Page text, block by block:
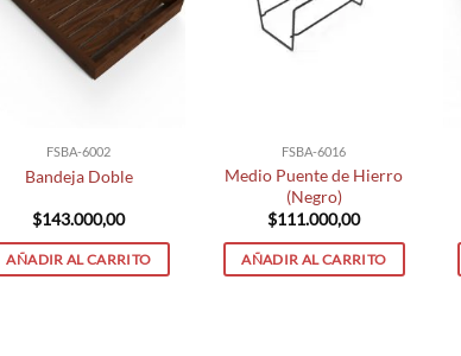
FSBA-6002
Bandeja Doble
$143.000,00
AÑADIR AL CARRITO
FSBA-6016
Medio Puente de Hierro
(Negro)
$111.000,00
AÑADIR AL CARRITO